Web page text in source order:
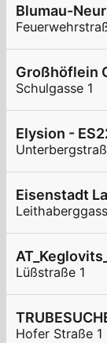
Blumau-
Großhöflein
Schulgasse 1
Elysion -
Eisenstadt
Lüßstraße 1
Hofer Straße 1